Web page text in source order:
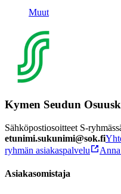
Muut
Kymen Seudun
Sähköpostiosoitteet S-
etunimi.sukunimi@sok.fi
ryhmän asiakaspalvelu
Asiakasomistaja